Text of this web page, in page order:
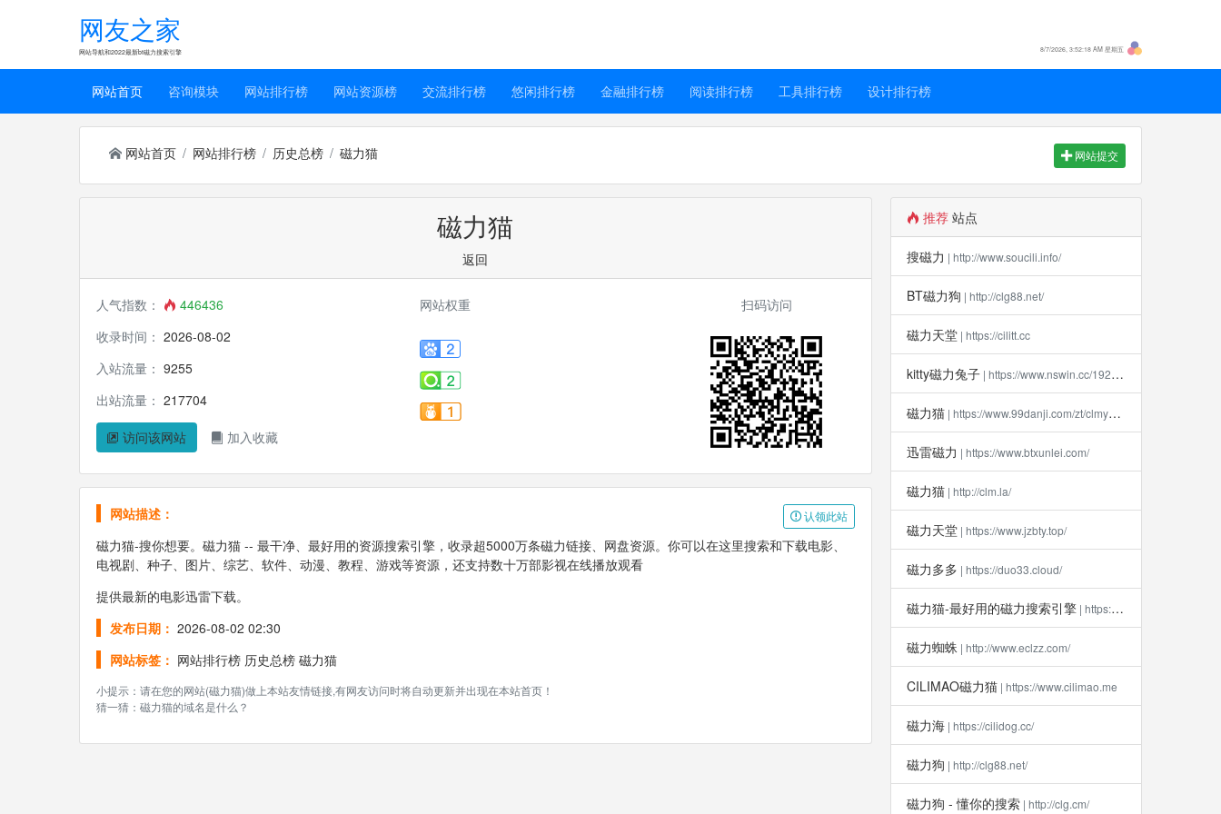
网友之家
网站导航和2022最新bt磁力搜索引擎 8/7/2026, 3:52:18 AM 星期五
网站首页 咨询模块 网站排行榜 网站资源榜 交流排行榜 悠闲排行榜 金融排行榜 阅读排行榜 工具排行榜 设计排行榜
网站首页 网站排行榜 历史总榜 磁力猫 网站提交
磁力猫
返回
人气指数：
446436
收录时间： 2026-08-02
入站流量： 9255
出站流量： 217704
访问该网站 加入收藏
网站权重 扫码访问
认领此站
网站描述：
磁力猫-搜你想要。磁力猫 -- 最干净、最好用的资源搜索引擎，收录超5000万条磁力链接、网盘资源。你可以在这里搜索和下载电影、
电视剧、种子、图片、综艺、软件、动漫、教程、游戏等资源，还支持数十万部影视在线播放观看
提供最新的电影迅雷下载。
发布日期： 2026-08-02 02:30
网站标签： 网站排行榜 历史总榜 磁力猫
小提示：请在您的网站(磁力猫)做上本站友情链接,有网友访问时将自动更新并出现在本站首页！
猜一猜：磁力猫的域名是什么？
推荐 站点
搜磁力 | http://www.soucili.info/
BT磁力狗 | http://clg88.net/
磁力天堂 | https://cilitt.cc
kitty磁力兔子 | https://www.nswin.cc/19270.html
磁力猫 | https://www.99danji.com/zt/clmykxz/
迅雷磁力 | https://www.btxunlei.com/
磁力猫 | http://clm.la​/
磁力天堂 | https://www.jzbty.top/
磁力多多 | https://duo33.cloud/
磁力猫-最好用的磁力搜索引擎 | https://clm112.xyz
磁力蜘蛛 | http://www.eclzz.com/
CILIMAO磁力猫 | https://www.cilimao.me
磁力海 | https://cilidog.cc/
磁力狗 | http://clg88.net/
磁力狗 - 懂你的搜索 | http://clg.cm/